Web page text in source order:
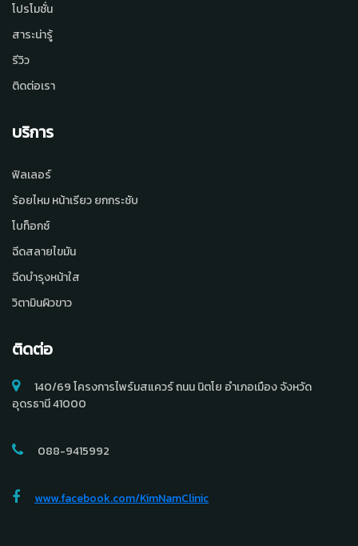
โปรโมชั่น
สาระน่ารู้
รีวิว
ติดต่อเรา
บริการ
ฟิลเลอร์
ร้อยไหม หน้าเรียว ยกกระชับ
โบท็อกซ์
ฉีดสลายไขมัน
ฉีดบำรุงหน้าใส
วิตามินผิวขาว
ติดต่อ
140/69 โครงการไพร์มสแควร์ ถนน นิตโย อำเภอเมือง จังหวัด
อุดรธานี 41000
088-9415992
www.facebook.com/KimNamClinic